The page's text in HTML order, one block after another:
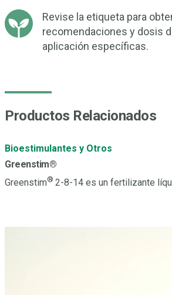
Revise la etiqueta para
recomendaciones y dosis
aplicación específicas.
Productos Relacionados
Bioestimulantes y Otros
Greenstim®
Greenstim® 2-8-14 es un fertilizante